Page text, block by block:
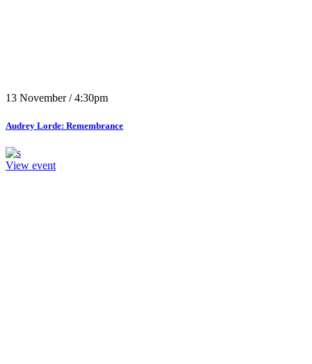
13 November / 4:30pm
Audrey Lorde: Remembrance
View event